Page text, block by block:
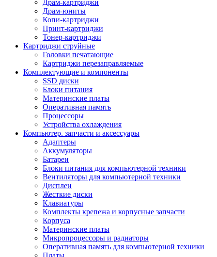
Драм-картриджи
Драм-юниты
Копи-картриджи
Принт-картриджи
Тонер-картриджи
Картриджи струйные
Головки печатающие
Картриджи перезаправляемые
Комплектующие и компоненты
SSD диски
Блоки питания
Материнские платы
Оперативная память
Процессоры
Устройства охлаждения
Компьютер. запчасти и аксессуары
Адаптеры
Аккумуляторы
Батареи
Блоки питания для компьютерной техники
Вентиляторы для компьютерной техники
Дисплеи
Жесткие диски
Клавиатуры
Комплекты крепежа и корпусные запчасти
Корпуса
Материнские платы
Микропроцессоры и радиаторы
Оперативная память для компьютерной техники
Платы